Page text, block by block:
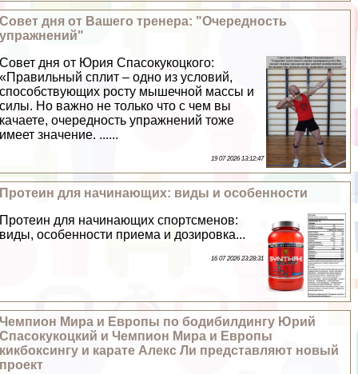
Совет дня от Вашего тренера: "Очередность
упражнений"
Совет дня от Юрия Спасокукоцкого:
«Правильный сплит – одно из условий,
способствующих росту мышечной массы и
силы. Но важно не только что с чем вы
качаете, очередность упражнений тоже
имеет значение. ......
19 07 2026 13:12:47
Протеин для начинающих: виды и особенности
Протеин для начинающих спортсменов:
виды, особенности приема и дозировка...
16 07 2026 23:28:31
Чемпион Мира и Европы по бодибилдингу Юрий
Спасокукоцкий и Чемпион Мира и Европы
кикбоксингу и карате Алекс Ли представляют новый
проект